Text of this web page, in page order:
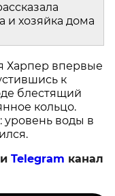
и хозяйка дома
Харпер впервые
к
блестящий
кольцо.
уровень воды в
иTelegram канал